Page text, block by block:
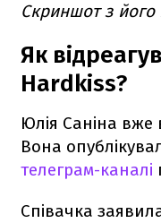
Скриншот з його
Як
Hardkiss?
Юлія Саніна вже
Вона
телеграм-каналі
Співачка